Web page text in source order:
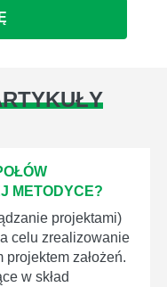
METODYCE?
projektami)
celu zrealizowanie
założeń.
w skład